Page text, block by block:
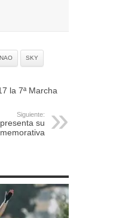
SKY
la 7ª Marcha
Siguiente:
su